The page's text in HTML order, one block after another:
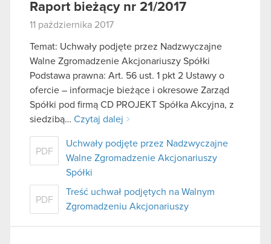
Raport bieżący nr 21/2017
11 października 2017
Temat: Uchwały podjęte przez Nadzwyczajne
Walne Zgromadzenie Akcjonariuszy Spółki
Podstawa prawna: Art. 56 ust. 1 pkt 2 Ustawy o
ofercie – informacje bieżące i okresowe Zarząd
Spółki pod firmą CD PROJEKT Spółka Akcyjna, z
siedzibą… Czytaj dalej
PDF
Uchwały podjęte przez Nadzwyczajne
Walne Zgromadzenie Akcjonariuszy
Spółki
PDF
Treść uchwał podjętych na Walnym
Zgromadzeniu Akcjonariuszy